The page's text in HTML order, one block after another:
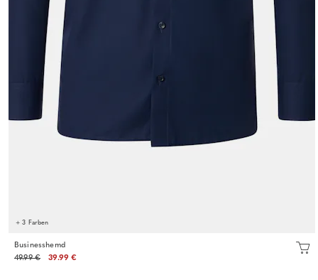
+ 3 Farben
Businesshemd
49.99 €
39.99 €